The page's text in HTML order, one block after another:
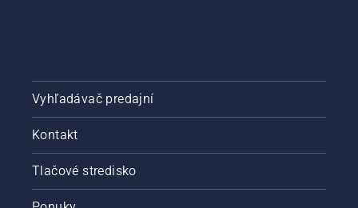
Vyhľadávač predajní
Kontakt
Tlačové stredisko